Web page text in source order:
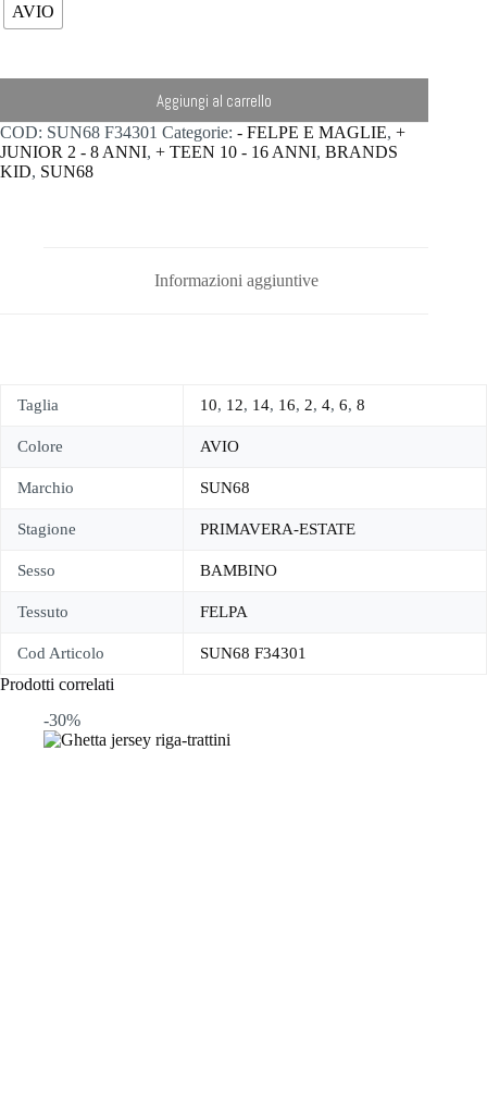
AVIO
Aggiungi al carrello
COD: SUN68 F34301 Categorie: - FELPE E MAGLIE, +
JUNIOR 2 - 8 ANNI, + TEEN 10 - 16 ANNI, BRANDS
KID, SUN68
Informazioni aggiuntive
Taglia 10, 12, 14, 16, 2, 4, 6, 8
Colore AVIO
Marchio SUN68
Stagione PRIMAVERA-ESTATE
Sesso BAMBINO
Tessuto FELPA
Cod Articolo SUN68 F34301
Prodotti correlati
-30%